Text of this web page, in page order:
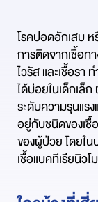
โรคปอดอักเสบ
การติดจากเชื้อทา
ไวรัส และเชื้อรา
ได้บ่อยในเด็กเล็
ระดับความรุนแร
อยู่กับชนิดของเชื้
ของผู้ป่วย โดยใ
เชื้อแบคทีเรียนิว